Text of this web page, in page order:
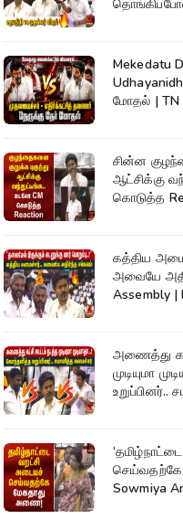
Mekedatu
மோதல் | TN
சின்ன
ஆட்சிக்கு
கொடுத்த
கத்திய
அவையே
Assembly |
அணைத்து
முடியுமா
Sowmiya